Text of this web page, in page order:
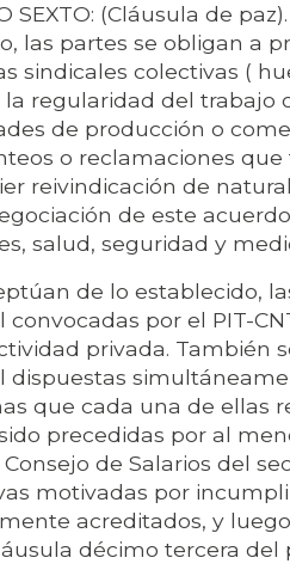
SEXTO: (Cláusula de
las partes se obligan a
sindicales colectivas (
la regularidad del trabajo
de producción o
o reclamaciones
reivindicación de
de este
salud, seguridad y
de lo establecido,
convocadas por el PIT-
privada. También
dispuestas
que cada una de ellas
precedidas por al
de Salarios del
motivadas por
acreditados, y
décimo tercera del